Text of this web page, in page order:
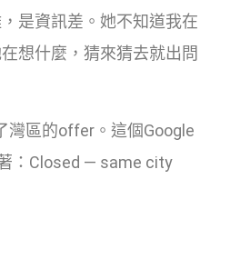
是資訊差。她不知道我在
想什麼，猜來猜去就出問
灣區的offer。這個Google
：Closed — same city